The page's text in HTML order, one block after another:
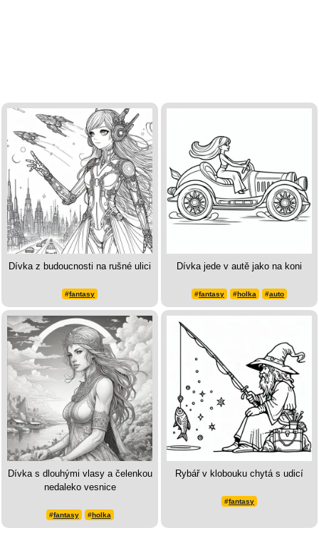
Dívka z budoucnosti na rušné ulici
#fantasy
Dívka jede v autě jako na koni
#fantasy #holka #auto
Dívka s dlouhými vlasy a čelenkou
nedaleko vesnice
#fantasy #holka
Rybář v klobouku chytá s udicí
#fantasy